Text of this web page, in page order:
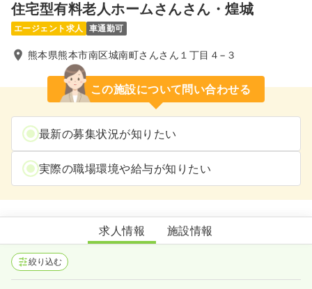
住宅型有料老人ホームさんさん・煌城
エージェント求人 車通勤可
熊本県熊本市南区城南町さんさん１丁目４−３
この施設について問い合わせる
最新の募集状況が知りたい
実際の職場環境や給与が知りたい
住宅型有料老人ホームさんさん・煌城
求人情報 施設情報
絞り込む